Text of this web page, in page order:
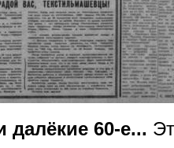
далёкие 60-е...